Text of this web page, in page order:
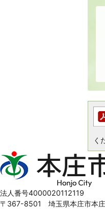
く
本
庄
Honjo
City
法人番号4000020112119
〒367-8501 埼玉県本庄市本